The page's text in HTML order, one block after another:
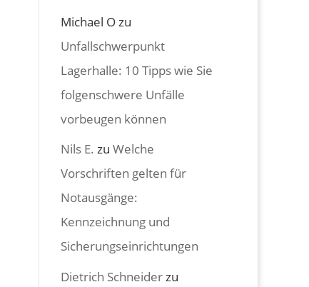
Michael O zu
Unfallschwerpunkt
Lagerhalle: 10 Tipps wie Sie
folgenschwere Unfälle
vorbeugen können
Nils E. zuWelche
Vorschriften gelten für
Notausgänge:
Kennzeichnung und
Sicherungseinrichtungen
Dietrich Schneider zu